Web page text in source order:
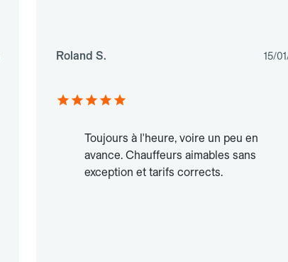
Roland S. 15/
Toujours à l'heure, voire un peu en
avance. Chauffeurs aimables sans
exception et tarifs corrects.